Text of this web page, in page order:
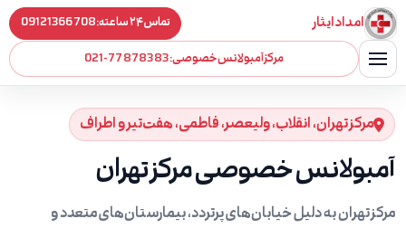
امداد ایثار تماس ۲۴ ساعته: 09121366708
مرکز آمبولانس خصوصی:021-77878383
مرکز تهران، انقلاب، ولیعصر، فاطمی، هفت‌تیر و اطراف
آمبولانس خصوصی مرکز تهران
مرکز تهران به دلیل خیابان‌های پرتردد، بیمارستان‌های متعدد و